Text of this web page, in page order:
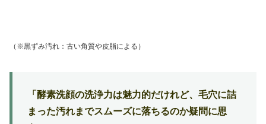
（※黒ずみ汚れ：古い角質や皮脂による）
「酵素洗顔の洗浄力は魅力的だけれど、毛穴に詰
まった汚れまでスムーズに落ちるのか疑問に思